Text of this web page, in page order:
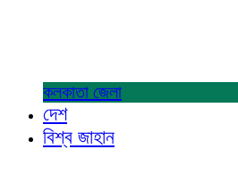
কলকাতা জেলা
দেশ
বিশ্ব জাহান